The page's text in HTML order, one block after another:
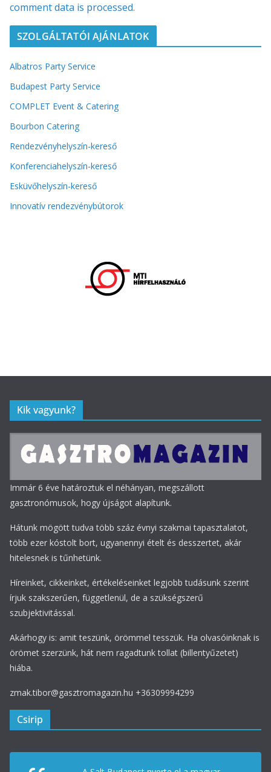
comment data is processed.
SZOLGÁLTATÓI AJÁNLATOK
Albatros Party Service
Budapest Party Service
COMPLET Event & Catering
Bourbon Catering
Rendezvényhelyszín-kereső
Konferenciahelyszín-kereső
Esküvőhelyszín-kereső
Innovatív rendezvénybútorok
Kik vagyunk?
Immár 6 éve határoztuk el néhányan, megszállott
gasztronómusok, hogy újságot alapítunk.
Hátunk mögött tudva több száz évnyi szakmai tapasztalatot,
több ezer kóstolt bort, ugyanennyi ételt és desszertet, akár
hitelesnek is tűnhetünk.
Híreinket, cikkeinket, értékeléseinket legjobb tudásunk szerint
írjuk szakszerűen, függetlenül, de a szükségszerű
szubjektivitással.
Akárhogy is: amit teszünk, örömmel tesszük. Ha olvasóinknak is
örömet szerzünk, hát nem ragadtunk tollat (billentyűzetet)
hiába.
zmak.tibor@gasztromagazin.hu +36309994299
Csirip